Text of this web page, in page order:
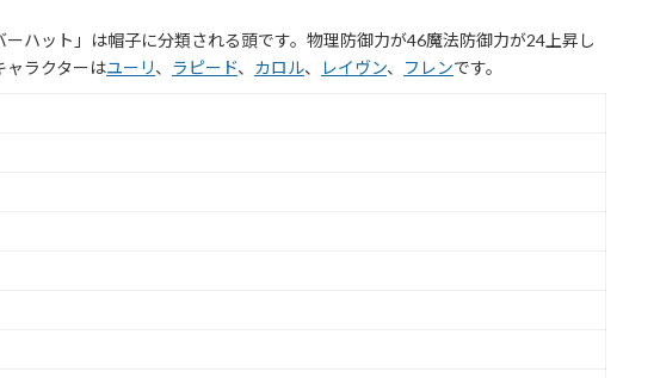
ハット」は帽子に分類される頭です。物理防御力が46魔法防御力が24上昇し
ャラクターはユーリ、 ラピード、 カロル、 レイヴン、 フレンです。